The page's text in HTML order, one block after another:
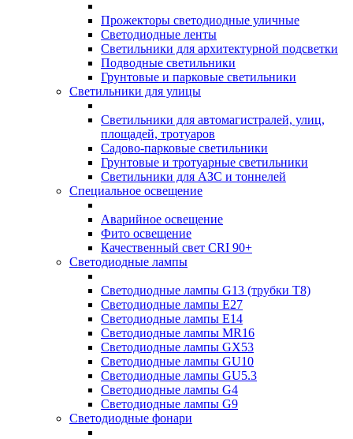
Прожекторы светодиодные уличные
Светодиодные ленты
Светильники для архитектурной подсветки
Подводные светильники
Грунтовые и парковые светильники
Светильники для улицы
Светильники для автомагистралей, улиц,
площадей, тротуаров
Садово-парковые светильники
Грунтовые и тротуарные светильники
Светильники для АЗС и тоннелей
Специальное освещение
Аварийное освещение
Фито освещение
Качественный свет CRI 90+
Светодиодные лампы
Светодиодные лампы G13 (трубки T8)
Светодиодные лампы Е27
Светодиодные лампы Е14
Светодиодные лампы MR16
Светодиодные лампы GX53
Светодиодные лампы GU10
Светодиодные лампы GU5.3
Светодиодные лампы G4
Светодиодные лампы G9
Светодиодные фонари